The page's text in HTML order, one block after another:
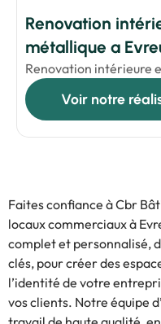
Renovation
métallique a
Renovation intérieure
Voir notre
Faites confiance à Cbr
locaux commerciaux à
complet et personnalisé,
clés, pour créer des
l’identité de votre
vos clients. Notre équipe